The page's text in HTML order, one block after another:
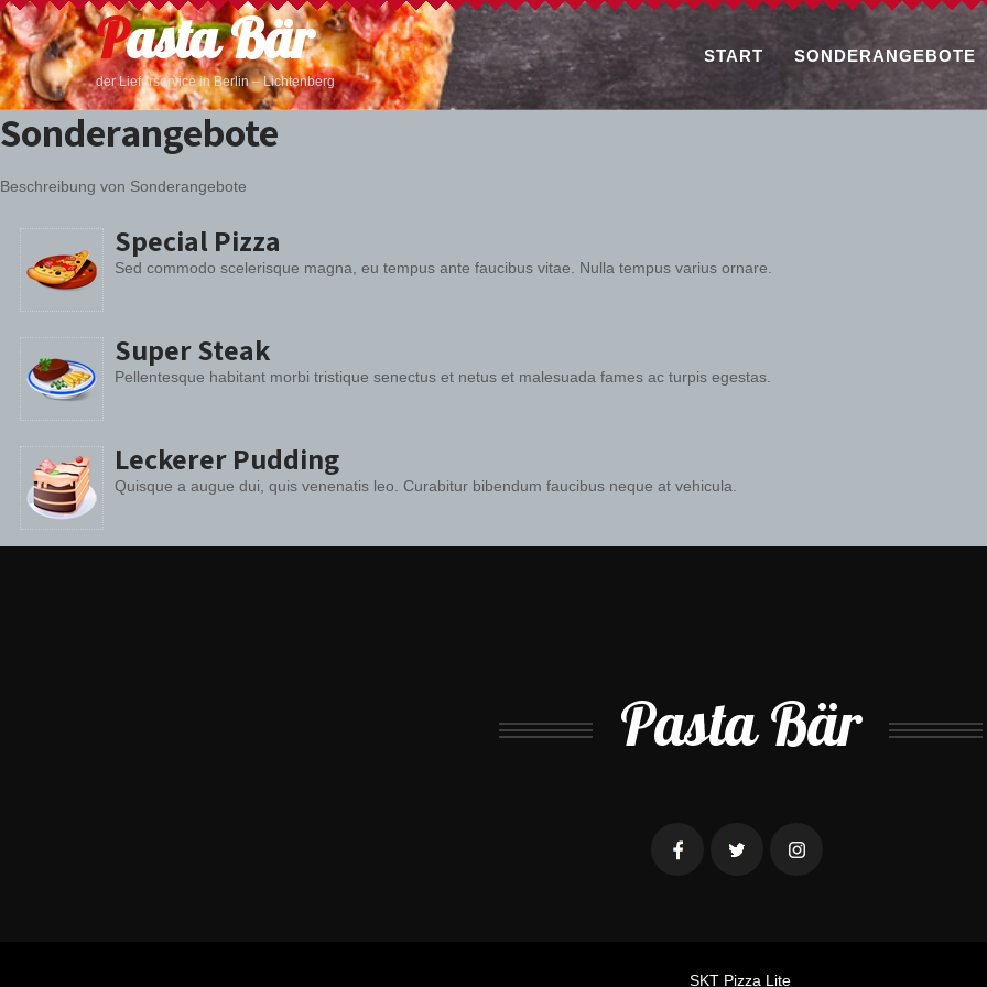
Pasta Bär
der Lieferservice in Berlin – Lichtenberg
START SONDERANGEBOTE
Sonderangebote
Beschreibung von Sonderangebote
Special Pizza
Sed commodo scelerisque magna, eu tempus ante faucibus vitae. Nulla tempus varius ornare.
Super Steak
Pellentesque habitant morbi tristique senectus et netus et malesuada fames ac turpis egestas.
Leckerer Pudding
Quisque a augue dui, quis venenatis leo. Curabitur bibendum faucibus neque at vehicula.
Pasta Bär
SKT Pizza Lite